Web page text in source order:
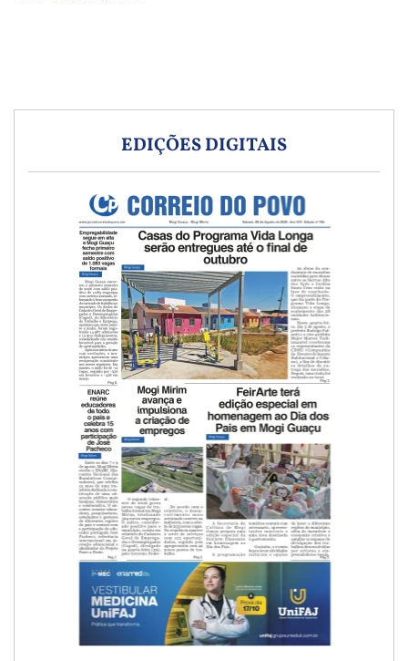
EDIÇÕES DIGITAIS